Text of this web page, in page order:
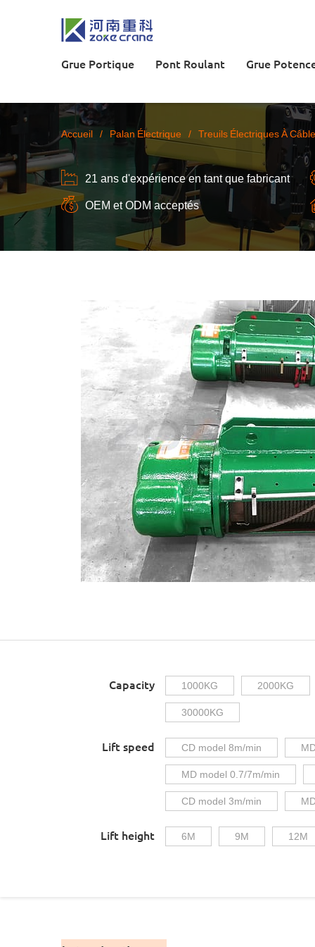
Grue Portique Pont Roulant Grue
Accueil / Palan Électrique / Treuils Électriques À Câble
21 ans d'expérience en tant que fabricant
OEM et ODM acceptés
Capacity 1000KG 2000KG
30000KG
Lift speed CD model 8m/min
MD model 0.7/7m/min
CD model 3m/min
Lift height 6M 9M 12M